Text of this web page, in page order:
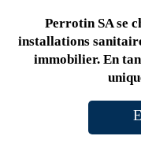
Perrotin SA se
installations
immobilier. En